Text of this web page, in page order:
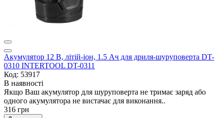
Акумулятор 12 В, літій-іон, 1.5 Ач для дриля-шуруповерта DT-
0310 INTERTOOL DT-0311
Код: 53917
В наявності
Якщо Ваш акумулятор для шуруповерта не тримає заряд або
одного акумулятора не вистачає для виконання..
316 грн